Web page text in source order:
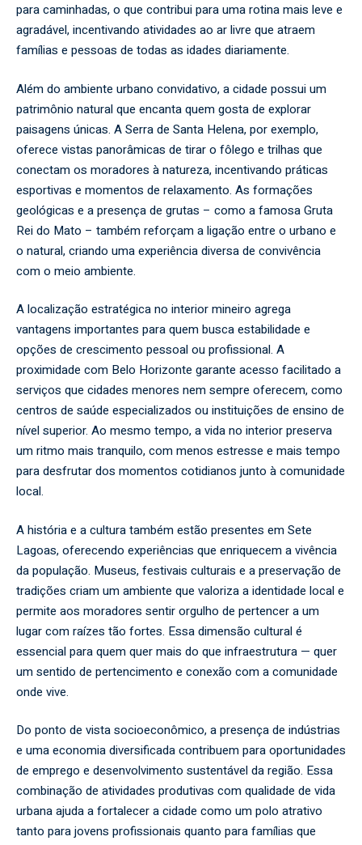
para caminhadas, o que contribui para uma rotina mais leve e
agradável, incentivando atividades ao ar livre que atraem
famílias e pessoas de todas as idades diariamente.
Além do ambiente urbano convidativo, a cidade possui um
patrimônio natural que encanta quem gosta de explorar
paisagens únicas. A Serra de Santa Helena, por exemplo,
oferece vistas panorâmicas de tirar o fôlego e trilhas que
conectam os moradores à natureza, incentivando práticas
esportivas e momentos de relaxamento. As formações
geológicas e a presença de grutas – como a famosa Gruta
Rei do Mato – também reforçam a ligação entre o urbano e
o natural, criando uma experiência diversa de convivência
com o meio ambiente.
A localização estratégica no interior mineiro agrega
vantagens importantes para quem busca estabilidade e
opções de crescimento pessoal ou profissional. A
proximidade com Belo Horizonte garante acesso facilitado a
serviços que cidades menores nem sempre oferecem, como
centros de saúde especializados ou instituições de ensino de
nível superior. Ao mesmo tempo, a vida no interior preserva
um ritmo mais tranquilo, com menos estresse e mais tempo
para desfrutar dos momentos cotidianos junto à comunidade
local.
A história e a cultura também estão presentes em Sete
Lagoas, oferecendo experiências que enriquecem a vivência
da população. Museus, festivais culturais e a preservação de
tradições criam um ambiente que valoriza a identidade local e
permite aos moradores sentir orgulho de pertencer a um
lugar com raízes tão fortes. Essa dimensão cultural é
essencial para quem quer mais do que infraestrutura — quer
um sentido de pertencimento e conexão com a comunidade
onde vive.
Do ponto de vista socioeconômico, a presença de indústrias
e uma economia diversificada contribuem para oportunidades
de emprego e desenvolvimento sustentável da região. Essa
combinação de atividades produtivas com qualidade de vida
urbana ajuda a fortalecer a cidade como um polo atrativo
tanto para jovens profissionais quanto para famílias que